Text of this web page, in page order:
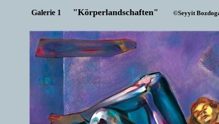
Galerie 1 "Körperlandschaften" ©Seyyit